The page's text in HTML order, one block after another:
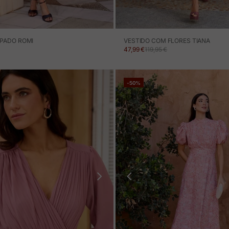
ROMI
VESTIDO COM FLORES TIANA
PREÇO EM PROMOÇÃO
47,99 €PREÇO NORMAL
119,95 €
-50%